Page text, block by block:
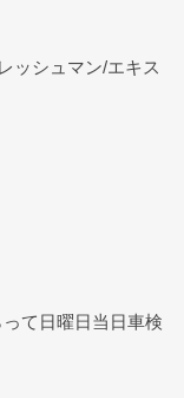
シュマン/エキス
て日曜日当日車検